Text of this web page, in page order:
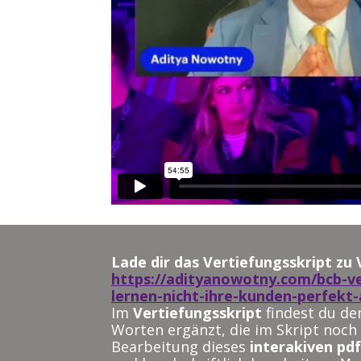
https://adityanowotny.com/bcb-
lernen-nicht-ihre-kunden-perfekt-
Im Vertiefungsskript findest du
Worten ergänzt, die im Skript
Bearbeitung dieses interakiven pdf